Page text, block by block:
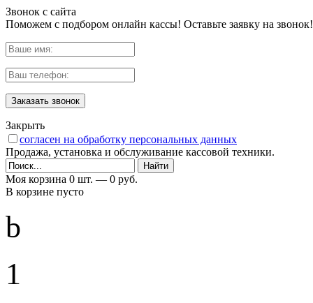
Звонок с сайта
Поможем с подбором онлайн кассы! Оставьте заявку на звонок!
Заказать звонок
Закрыть
согласен на обработку персональных данных
Продажа, установка и обслуживание кассовой техники.
Моя корзина 0 шт. — 0 руб.
В корзине пусто
b
1